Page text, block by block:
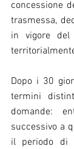
concessione
trasmessa,
in vigore del
Dopo i 30
termini
domande:
successivo a
il periodo di